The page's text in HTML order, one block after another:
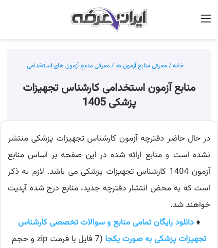
خانه/معرفی منابع آزمون ها /معرفی منابع آزمون های استخدامی
منابع آزمون استخدامی کارشناس تجهیزات
پزشکی 1405
در حال حاضر دفترچه آزمون کارشناس تجهیزات پزشکی منتشر
نشده است و منابع ارائه شده در این صفحه بر اساس منابع
آزمون 1404 کارشناس تجهیزات پزشکی می باشد. لازم به ذکر
است که به محض انتشار دفترچه جدید، منابع درج شده آپدیت
خواهند شد.
♦دانلود رایگان تمامی منابع و سوالات تخصصی کارشناس
تجهیزات پزشکی به صورت یکجا
(7 فایل با فرمت zip و حجم